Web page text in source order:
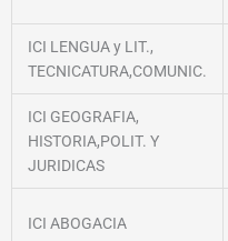
ICI LENGUA y LIT.,
TECNICATURA,COMUNIC.
ICI GEOGRAFIA,
HISTORIA,POLIT. Y
JURIDICAS
ICI ABOGACIA